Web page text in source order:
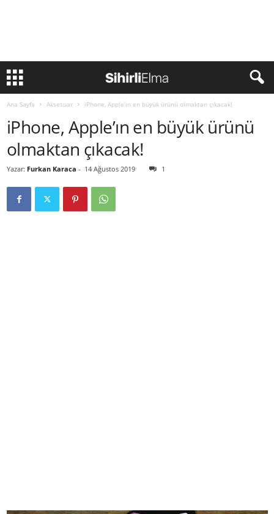
Ana Sayfa Aksesuar iPhone, Apple’ın en büyük ürünü olmaktan çıkacak!
iPhone, Apple’ın en büyük ürünü
olmaktan çıkacak!
Yazar: Furkan Karaca - 14 Ağustos 2019 1